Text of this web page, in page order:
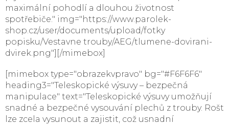
maximální pohodlí a dlouhou životnost
spotřebiče." img="https://www.parolek-
shop.cz/user/documents/upload/fotky
popisku/Vestavne trouby/AEG/tlumene-dovirani-
dvirek.png"][/mimebox]
[mimebox type="obrazekvpravo" bg="#F6F6F6"
heading3="Teleskopické výsuvy – bezpečná
manipulace" text="Teleskopické výsuvy umožňují
snadné a bezpečné vysouvání plechů z trouby. Rošt
lze zcela vysunout a zajistit, což usnadní